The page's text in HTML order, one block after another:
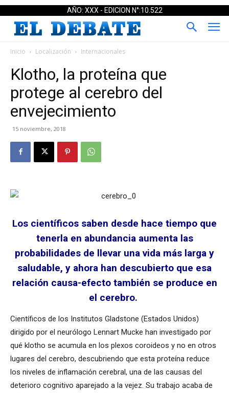
AÑO: XXX - EDICION N°:10.522
Inicio Localización Internacionales
Klotho, la proteína que
protege al cerebro del
envejecimiento
15 noviembre, 2018
Los científicos saben desde hace tiempo que
tenerla en abundancia aumenta las
probabilidades de llevar una vida más larga y
saludable, y ahora han descubierto que esa
relación causa-efecto también se produce en
el cerebro.
Científicos de los Institutos Gladstone (Estados Unidos)
dirigido por el neurólogo Lennart Mucke han investigado por
qué klotho se acumula en los plexos coroideos y no en otros
lugares del cerebro, descubriendo que esta proteína reduce
los niveles de inflamación cerebral, una de las causas del
deterioro cognitivo aparejado a la vejez. Su trabajo acaba de